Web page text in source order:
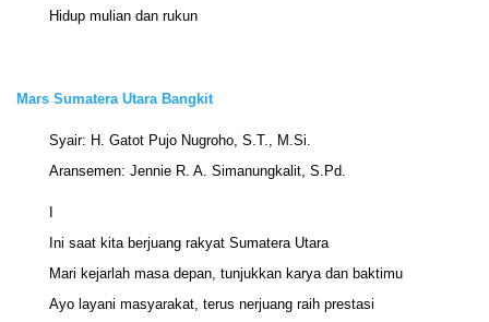
Hidup mulian dan rukun
Mars Sumatera Utara Bangkit
Syair: H. Gatot Pujo Nugroho, S.T., M.Si.
Aransemen: Jennie R. A. Simanungkalit, S.Pd.
I
Ini saat kita berjuang rakyat Sumatera Utara
Mari kejarlah masa depan, tunjukkan karya dan baktimu
Ayo layani masyarakat, terus nerjuang raih prestasi